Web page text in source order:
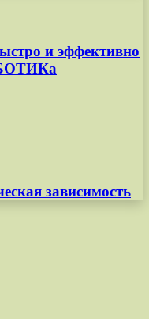
и эффективно
зависимость